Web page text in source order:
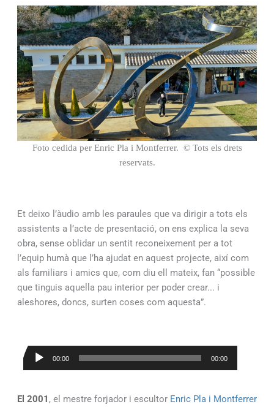
Foto cedida per Enric Pla i Montferrer. © Tots els drets
reservats.
Et deixo l’àudio amb les paraules que va dirigir a tots els
assistents a l’acte de presentació, on ens explica la seva
obra, sense oblidar un sentit reconeixement per a tot
l’equip humà que l’ha ajudat en aquest projecte, així com
als familiars i amics que, com diu ell mateix, fan “possible
que tinguis aquella pau interior per poder crear... i
aleshores, doncs, surten coses com aquesta”.
Reproductor
00:00 00:00
El 2001 , el mestre forjador i escultor Enric Pla i Montferrer